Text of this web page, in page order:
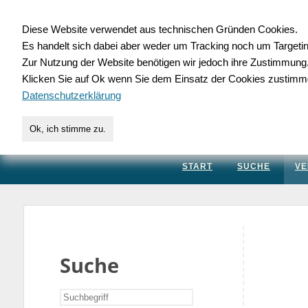
für Handwerk,
START SUCHE
Suche
Diese Website verwendet aus technischen Gründen Cookies.
Es handelt sich dabei aber weder um Tracking noch um
Zur Nutzung der Website benötigen wir jedoch ihre Zustimmung.
Klicken Sie auf Ok wenn Sie dem Einsatz der Cookies
Datenschutzerklärung
Ok, ich stimme zu.